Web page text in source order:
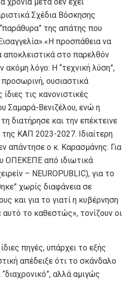
Σχέδια Βόσκησης
της απάτης που
προσπάθεια να
στο παρελθόν
ακόμη λόγο: Η “τεχνική λύση”,
ουσιαστικά
τις κανονιστικές
Σαμαρά-Βενιζέλου, ενώ η
διατήρησε και την επέκτεινε
ΚΑΠ 2023-2027. Ιδιαίτερη
απάντησε ο κ. Καρασμάνης: Για
ΟΠΕΚΕΠΕ από ιδιωτικά
– NEUROPUBLIC), για το
χωρίς διαφάνεια σε
και για το γιατί η κυβέρνηση
το καθεστώς», τονίζουν οι
πηγές, υπάρχει το εξής
απέδειξε ότι το σκάνδαλο
αλλά αμιγώς